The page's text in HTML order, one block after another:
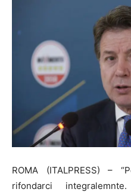
ROMA (ITALPRESS) –
rifondarci